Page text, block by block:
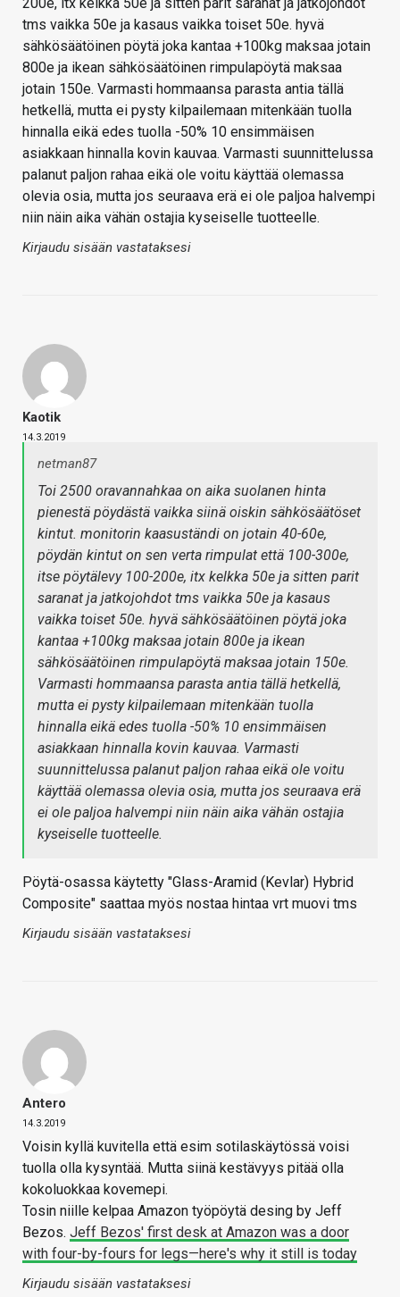
tms vaikka 50e ja kasaus vaikka toiset 50e. hyvä
sähkösäätöinen pöytä joka kantaa +100kg maksaa jotain
800e ja ikean sähkösäätöinen rimpulapöytä maksaa
jotain 150e. Varmasti hommaansa parasta antia tällä
hetkellä, mutta ei pysty kilpailemaan mitenkään tuolla
hinnalla eikä edes tuolla -50% 10 ensimmäisen
asiakkaan hinnalla kovin kauvaa. Varmasti suunnittelussa
palanut paljon rahaa eikä ole voitu käyttää olemassa
olevia osia, mutta jos seuraava erä ei ole paljoa halvempi
niin näin aika vähän ostajia kyseiselle tuotteelle.
Kirjaudu sisään vastataksesi
Kaotik
14.3.2019
netman87
Toi 2500 oravannahkaa on aika suolanen hinta
pienestä pöydästä vaikka siinä oiskin sähkösäätöset
kintut. monitorin kaasuständi on jotain 40-60e,
pöydän kintut on sen verta rimpulat että 100-300e,
itse pöytälevy 100-200e, itx kelkka 50e ja sitten parit
saranat ja jatkojohdot tms vaikka 50e ja kasaus
vaikka toiset 50e. hyvä sähkösäätöinen pöytä joka
kantaa +100kg maksaa jotain 800e ja ikean
sähkösäätöinen rimpulapöytä maksaa jotain 150e.
Varmasti hommaansa parasta antia tällä hetkellä,
mutta ei pysty kilpailemaan mitenkään tuolla
hinnalla eikä edes tuolla -50% 10 ensimmäisen
asiakkaan hinnalla kovin kauvaa. Varmasti
suunnittelussa palanut paljon rahaa eikä ole voitu
käyttää olemassa olevia osia, mutta jos seuraava erä
ei ole paljoa halvempi niin näin aika vähän ostajia
kyseiselle tuotteelle.
Pöytä-osassa käytetty "Glass-Aramid (Kevlar) Hybrid
Composite" saattaa myös nostaa hintaa vrt muovi tms
Kirjaudu sisään vastataksesi
Antero
14.3.2019
Voisin kyllä kuvitella että esim sotilaskäytössä voisi
tuolla olla kysyntää. Mutta siinä kestävyys pitää olla
kokoluokkaa kovemepi.
Tosin niille kelpaa Amazon työpöytä desing by Jeff
Bezos. Jeff Bezos' first desk at Amazon was a door
with four-by-fours for legs—here's why it still is today
Kirjaudu sisään vastataksesi